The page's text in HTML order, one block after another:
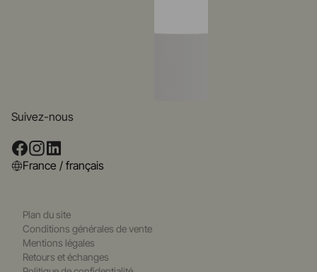
Suivez-nous
France / français
Plan du site
Conditions générales de vente
Mentions légales
Retours et échanges